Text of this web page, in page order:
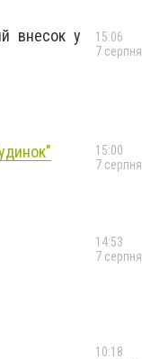
внесок у
15:06
7 серпня
15:00
7 серпня
14:53
7 серпня
10:18